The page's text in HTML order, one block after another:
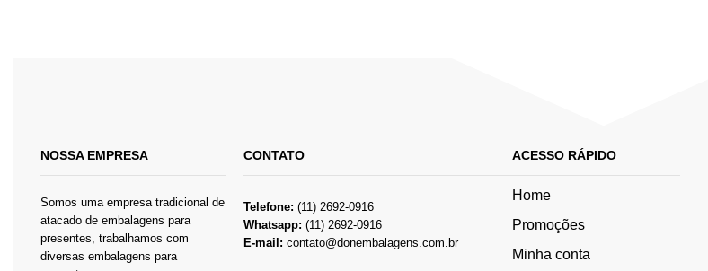
NOSSA EMPRESA
Somos uma empresa tradicional de
atacado de embalagens para
presentes, trabalhamos com
diversas embalagens para
CONTATO
Telefone: (11) 2692-0916
Whatsapp:(11) 2692-0916
E-mail:contato@donembalagens.com.br
ACESSO RÁPIDO
Home
Promoções
Minha conta